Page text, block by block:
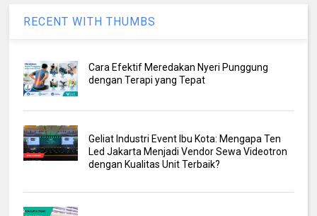
RECENT WITH THUMBS
Cara Efektif Meredakan Nyeri Punggung
dengan Terapi yang Tepat
Geliat Industri Event Ibu Kota: Mengapa Ten
Led Jakarta Menjadi Vendor Sewa Videotron
dengan Kualitas Unit Terbaik?